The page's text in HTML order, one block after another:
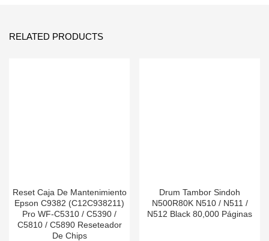
RELATED PRODUCTS
Reset Caja De Mantenimiento
Epson C9382 (C12C938211)
Pro WF-C5310 / C5390 /
C5810 / C5890 Reseteador
De Chips
Drum Tambor Sindoh
N500R80K N510 / N511 /
N512 Black 80,000 Páginas